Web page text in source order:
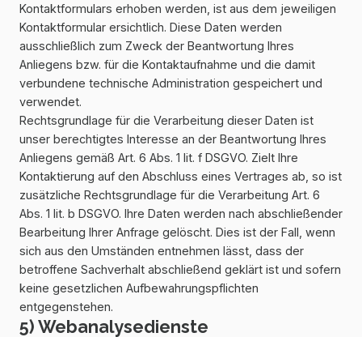
Kontaktformulars erhoben werden, ist aus dem jeweiligen
Kontaktformular ersichtlich. Diese Daten werden
ausschließlich zum Zweck der Beantwortung Ihres
Anliegens bzw. für die Kontaktaufnahme und die damit
verbundene technische Administration gespeichert und
verwendet.
Rechtsgrundlage für die Verarbeitung dieser Daten ist
unser berechtigtes Interesse an der Beantwortung Ihres
Anliegens gemäß Art. 6 Abs. 1 lit. f DSGVO. Zielt Ihre
Kontaktierung auf den Abschluss eines Vertrages ab, so ist
zusätzliche Rechtsgrundlage für die Verarbeitung Art. 6
Abs. 1 lit. b DSGVO. Ihre Daten werden nach abschließender
Bearbeitung Ihrer Anfrage gelöscht. Dies ist der Fall, wenn
sich aus den Umständen entnehmen lässt, dass der
betroffene Sachverhalt abschließend geklärt ist und sofern
keine gesetzlichen Aufbewahrungspflichten
entgegenstehen.
5) Webanalysedienste